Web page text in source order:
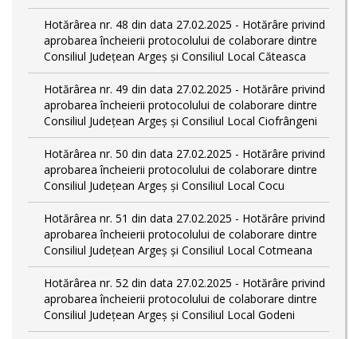
Hotărârea nr. 48 din data 27.02.2025 - Hotărâre privind
aprobarea încheierii protocolului de colaborare dintre
Consiliul Județean Argeș și Consiliul Local Căteasca
Hotărârea nr. 49 din data 27.02.2025 - Hotărâre privind
aprobarea încheierii protocolului de colaborare dintre
Consiliul Județean Argeș și Consiliul Local Ciofrângeni
Hotărârea nr. 50 din data 27.02.2025 - Hotărâre privind
aprobarea încheierii protocolului de colaborare dintre
Consiliul Județean Argeș și Consiliul Local Cocu
Hotărârea nr. 51 din data 27.02.2025 - Hotărâre privind
aprobarea încheierii protocolului de colaborare dintre
Consiliul Județean Argeș și Consiliul Local Cotmeana
Hotărârea nr. 52 din data 27.02.2025 - Hotărâre privind
aprobarea încheierii protocolului de colaborare dintre
Consiliul Județean Argeș și Consiliul Local Godeni